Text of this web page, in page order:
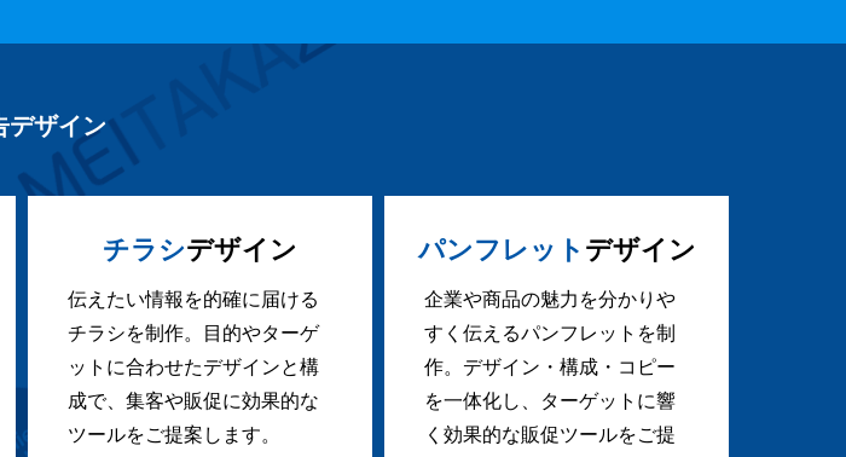
デザイン
チラシデザイン
伝えたい情報を的確に届ける
チラシを制作。目的やターゲ
ットに合わせたデザインと構
成で、集客や販促に効果的な
ツールをご提案します。
パンフレット デザイン
企業や商品の魅力を分かりや
すく伝えるパンフレットを制
作。デザイン・構成・コピー
を一体化し、ターゲットに響
く効果的な販促ツールをご提